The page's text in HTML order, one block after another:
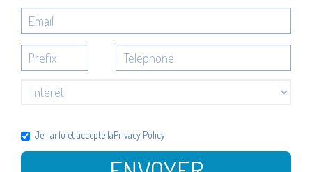
Je l'ai lu et accepté laPrivacy Policy